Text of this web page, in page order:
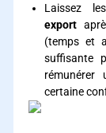
Laissez
export
(temps et
suffisante
rémunérer
certaine